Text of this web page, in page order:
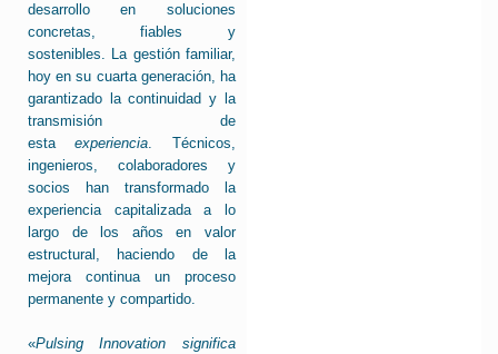
desarrollo en soluciones
concretas, fiables y
sostenibles. La gestión familiar,
hoy en su cuarta generación, ha
garantizado la continuidad y la
transmisión de
estaexperiencia. Técnicos,
ingenieros, colaboradores y
socios han transformado la
experiencia capitalizada a lo
largo de los años en valor
estructural, haciendo de la
mejora continua un proceso
permanente y compartido.
«Pulsing Innovation significa